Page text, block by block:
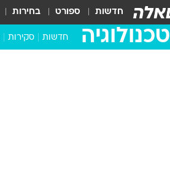
חדשות ספורט בחירות
טכנולוגיה חדשות סקירות